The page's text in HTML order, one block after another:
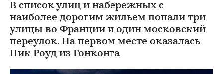
В список улиц и набережных с
наиболее дорогим жильем попали три
улицы во Франции и один московский
переулок. На первом месте оказалась
Пик Роуд из Гонконга